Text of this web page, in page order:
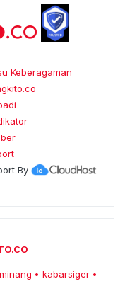
Keberagaman
By
• kabarsiger •